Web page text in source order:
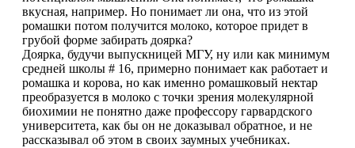
вкусная, например. Но понимает ли она, что из этой
ромашки потом получится молоко, которое придет в
грубой форме забирать доярка?
Доярка, будучи выпускницей МГУ, ну или как минимум
средней школы # 16, примерно понимает как работает и
ромашка и корова, но как именно ромашковый нектар
преобразуется в молоко с точки зрения молекулярной
биохимии не понятно даже профессору гарвардского
университета, как бы он не доказывал обратное, и не
рассказывал об этом в своих заумных учебниках.